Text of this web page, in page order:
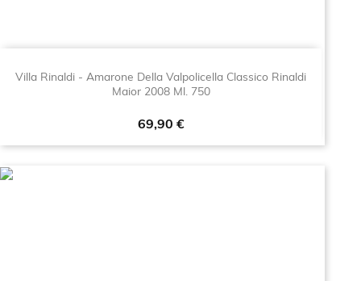
Villa Rinaldi - Amarone Della Valpolicella Classico Rinaldi
Maior 2008 Ml. 750
Prezzo
69,90 €